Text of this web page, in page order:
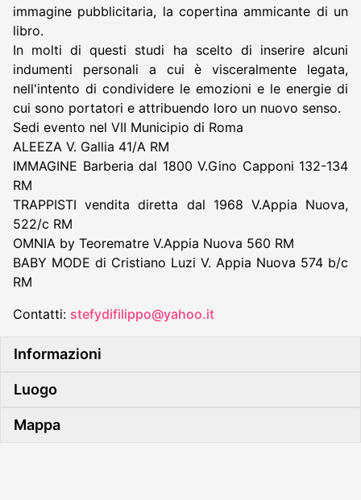
immagine pubblicitaria, la copertina ammicante di un
libro.
In molti di questi studi ha scelto di inserire alcuni
indumenti personali a cui è visceralmente legata,
nell'intento di condividere le emozioni e le energie di
cui sono portatori e attribuendo loro un nuovo senso.
Sedi evento nel VII Municipio di Roma
ALEEZA V. Gallia 41/A RM
IMMAGINE Barberia dal 1800 V.Gino Capponi 132-134
RM
TRAPPISTI vendita diretta dal 1968 V.Appia Nuova,
522/c RM
OMNIA by Teorematre V.Appia Nuova 560 RM
BABY MODE di Cristiano Luzi V. Appia Nuova 574 b/c
RM
Contatti: stefydifilippo@yahoo.it
Informazioni
Luogo
Mappa